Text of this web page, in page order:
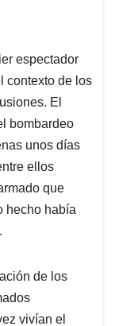
espectador
contexto de los
El
bombardeo
unos días
ellos
que
hecho había
de los
vivían el